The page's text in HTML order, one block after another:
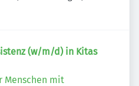
(w/m/d) in Kitas
Menschen mit